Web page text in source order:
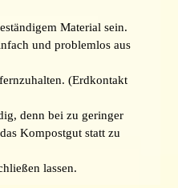
Material sein.
und problemlos aus
(Erdkontakt
denn bei zu geringer
Kompostgut statt zu
lassen.